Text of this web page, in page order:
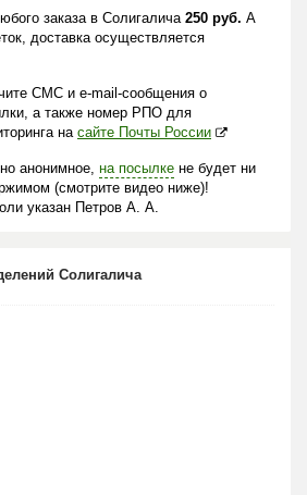
заказа в Солигалича 250 руб. А
доставка осуществляется
СМС и e-mail-сообщения о
а также номер РПО для
на сайте Почты России
анонимное, на посылке не будет ни
(смотрите видео ниже)!
указан Петров А. А.
Солигалича